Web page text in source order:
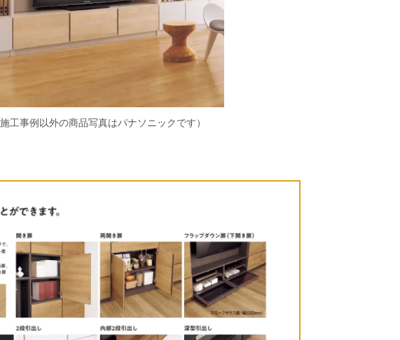
工事例以外の商品写真はパナソニックです）